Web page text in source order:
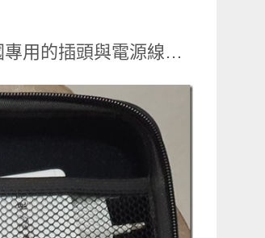
專用的插頭與電源線…